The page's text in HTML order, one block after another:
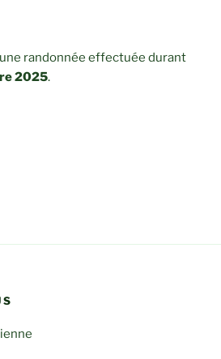
randonnée effectuée durant
2025.